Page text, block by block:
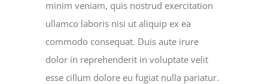
minim veniam, quis nostrud exercitation
ullamco laboris nisi ut aliquip ex ea
commodo consequat. Duis aute irure
dolor in reprehenderit in voluptate velit
esse cillum dolore eu fugiat nulla pariatur.